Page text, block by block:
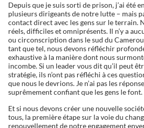
Depuis que je suis sorti de prison, j’ai été
plusieurs dirigeants de notre lutte – mais
contact direct avec les gens sur le terrain.
réels, difficiles et omniprésents. Il n’y a
ou circonscription dans le sud du
tant que tel, nous devons réfléchir
exhaustive à la manière dont nous
incombe. Si un leader vous dit qu’il peut
stratégie, ils n’ont pas réfléchi à ces
que nous le devrions. Je n’ai pas les
suprêmement confiant que les gens le font.
Et si nous devons créer une nouvelle
tous, la première étape sur la voie du
renouvellement de notre engagement